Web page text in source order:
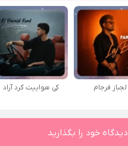
لجباز فرجام کی هواییت کرد آراد
دیدگاه خود را بگذارید